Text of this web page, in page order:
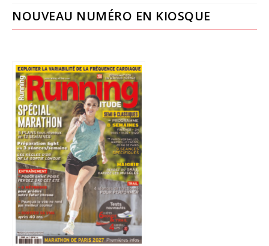
NOUVEAU NUMÉRO EN KIOSQUE